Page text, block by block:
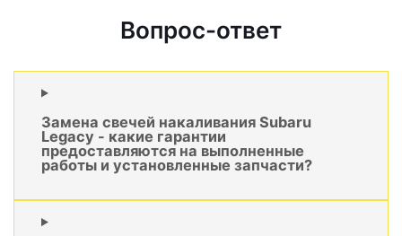
Вопрос-ответ
Замена свечей накаливания Subaru
Legacy - какие гарантии
предоставляются на выполненные
работы и установленные запчасти?